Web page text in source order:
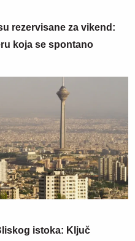
rezervisane za vikend:
koja se spontano
istoka: Ključ